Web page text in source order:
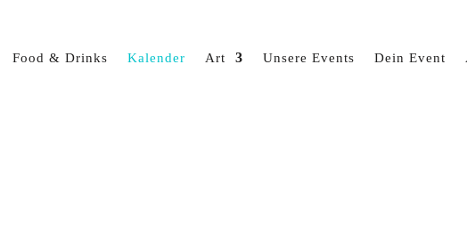
Food & Drinks Kalender Art Unsere Events Dein Event